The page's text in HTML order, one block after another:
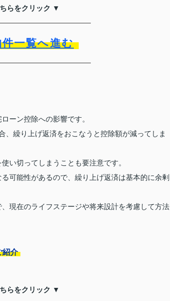
らをクリック ▼
一覧へ進む
ーン控除への影響です。
繰り上げ返済をおこなうと控除額が減ってしま
い切ってしまうことも要注意です。
可能性があるので、繰り上げ返済は基本的に余剰
現在のライフステージや将来設計を考慮して方法
紹介
らをクリック ▼